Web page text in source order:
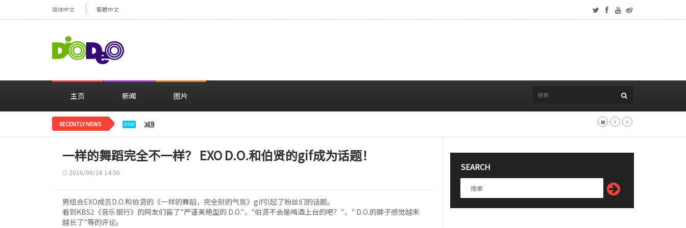
简体中文 繁體中文
主页 新闻 图片
RECENTLY NEWS NEW 减肥大获成功的郑妍，在TWICE成员中最瘦。
一样的舞蹈完全不一样？ EXO D.O.和伯贤的gif成为话题！
2016/06/16 14:50
男组合EXO成员D.O.和伯贤的《一样的舞蹈，完全别的气氛》gif引起了粉丝们的话题。
看到KBS2《音乐银行》的网友们留了"严谨美艳型的 D.O."，"伯贤不会是喝酒上台的吧？"，" D.O.的脖子感觉越来
越长了"等的评论。
SEARCH